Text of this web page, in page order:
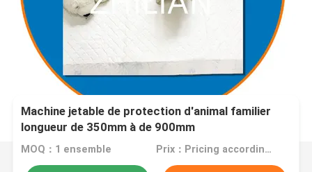
Machine jetable de protection d'animal familier
longueur de 350mm à de 900mm
MOQ：1 ensemble Prix：Pricing according to machine configuration